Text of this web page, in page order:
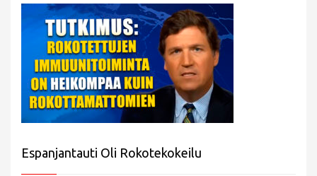
Espanjantauti Oli Rokotekokeilu